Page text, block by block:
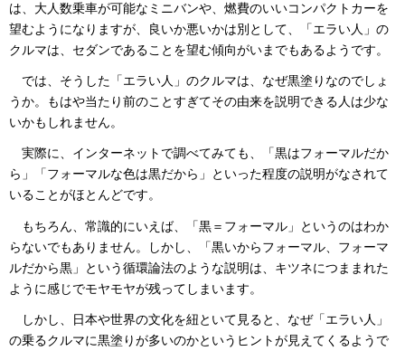
は、大人数乗車が可能なミニバンや、燃費のいいコンパクトカーを
望むようになりますが、良いか悪いかは別として、「エラい人」の
クルマは、セダンであることを望む傾向がいまでもあるようです。
では、そうした「エラい人」のクルマは、なぜ黒塗りなのでしょ
うか。もはや当たり前のことすぎてその由来を説明できる人は少な
いかもしれません。
実際に、インターネットで調べてみても、「黒はフォーマルだか
ら」「フォーマルな色は黒だから」といった程度の説明がなされて
いることがほとんどです。
もちろん、常識的にいえば、「黒＝フォーマル」というのはわか
らないでもありません。しかし、「黒いからフォーマル、フォーマ
ルだから黒」という循環論法のような説明は、キツネにつままれた
ように感じでモヤモヤが残ってしまいます。
しかし、日本や世界の文化を紐といて見ると、なぜ「エラい人」
の乗るクルマに黒塗りが多いのかというヒントが見えてくるようで